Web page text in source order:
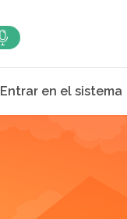
Entrar en el sistema